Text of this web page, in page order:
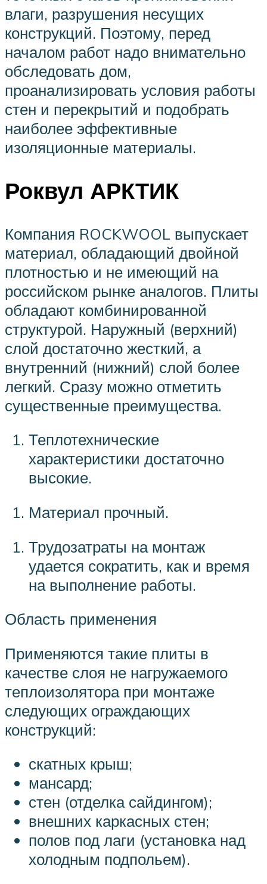
влаги, разрушения несущих
конструкций. Поэтому, перед
началом работ надо внимательно
обследовать дом,
проанализировать условия работы
стен и перекрытий и подобрать
наиболее эффективные
изоляционные материалы.
Роквул АРКТИК
Компания ROCKWOOL выпускает
материал, обладающий двойной
плотностью и не имеющий на
российском рынке аналогов. Плиты
обладают комбинированной
структурой. Наружный (верхний)
слой достаточно жесткий, а
внутренний (нижний) слой более
легкий. Сразу можно отметить
существенные преимущества.
Теплотехнические
характеристики достаточно
высокие.
Материал прочный.
Трудозатраты на монтаж
удается сократить, как и время
на выполнение работы.
Область применения
Применяются такие плиты в
качестве слоя не нагружаемого
теплоизолятора при монтаже
следующих ограждающих
конструкций:
скатных крыш;
мансард;
стен (отделка сайдингом);
внешних каркасных стен;
полов под лаги (установка над
холодным подпольем).